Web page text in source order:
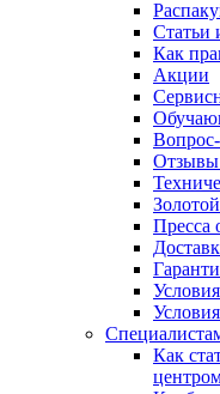
Статьи
Как
Акции
Отзывы
Пресса
Как